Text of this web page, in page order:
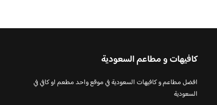
كافيهات و مطاعم السعودية
افضل مطاعم و كافيهات السعودية في موقع واحد مطعم او كافي في
السعودية